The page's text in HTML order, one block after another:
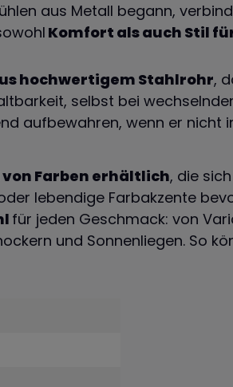
aus Metall begann,
Komfort als auch Stil
hochwertigem Stahlrohr,
selbst bei
aufbewahren, wenn er nicht
Farben erhältlich, die
lebendige Farbakzente
für jeden Geschmack: von
und Sonnenliegen. So